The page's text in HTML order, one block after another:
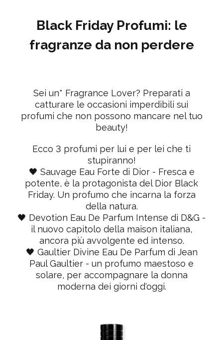
Black Friday Profumi: le
fragranze da non perdere
Sei un* Fragrance Lover? Preparati a
catturare le occasioni imperdibili sui
profumi che non possono mancare nel tuo
beauty!
Ecco 3 profumi per lui e per lei che ti
stupiranno!
🖤 Sauvage Eau Forte di Dior- Fresca e
potente, è la protagonista del Dior Black
Friday. Un profumo che incarna la forza
della natura.
🖤 Devotion Eau De Parfum Intense di D&G -
il nuovo capitolo della maison italiana,
ancora più avvolgente ed intenso.
🖤 Gaultier Divine Eau De Parfum di Jean
Paul Gaultier - un profumo maestoso e
solare, per accompagnare la donna
moderna dei giorni d'oggi.